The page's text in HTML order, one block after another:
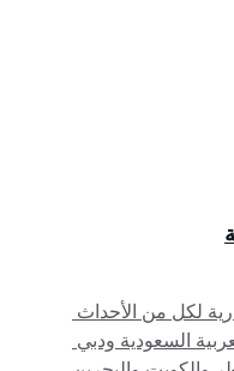
لكل من الأحداث
السعودية ودبي